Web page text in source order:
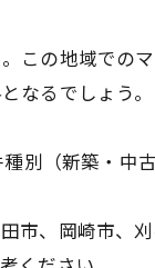
この地域での
なるでしょう。
（新築・中
市、岡崎市、